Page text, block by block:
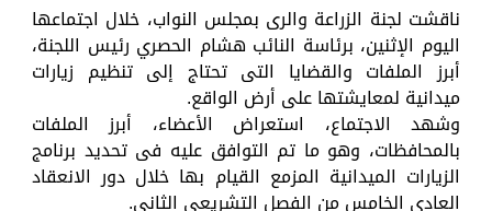
ناقشت لجنة الزراعة والرى بمجلس النواب، خلال اجتماعها
اليوم الإثنين، برئاسة النائب هشام الحصري رئيس اللجنة،
أبرز الملفات والقضايا التى تحتاج إلى تنظيم زيارات
ميدانية لمعايشتها على أرض الواقع.
وشهد الاجتماع، استعراض الأعضاء، أبرز الملفات
بالمحافظات، وهو ما تم التوافق عليه فى تحديد برنامج
الزيارات الميدانية المزمع القيام بها خلال دور الانعقاد
العادى الخامس من الفصل التشريعى الثانى.